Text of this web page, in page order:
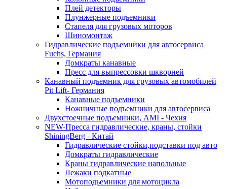
Плей детекторы
Плунжерные подъемники
Стапеля для грузовых моторов
Шиномонтаж
Гидравлические подъемники для автосервиса
Fuchs, Германия
Домкраты канавные
Пресс для выпрессовки шкворней
Канавный подъемник для грузовых автомобилей
Pit Lift- Германия
Канавные подъемники
Ножничные подъемники для автосервиса
Двухстоечные подъемники, АМІ - Чехия
NEW-Пресса гидравлические, краны, стойки
ShiningBerg - Китай
Гидравлические стойки,подставки под авто
Домкраты гидравлические
Краны гидравлические напольные
Лежаки подкатные
Мотоподьемники для мотоцикла